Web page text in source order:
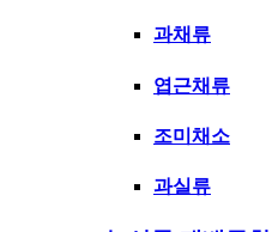
과채류
엽근채류
조미채소
과실류